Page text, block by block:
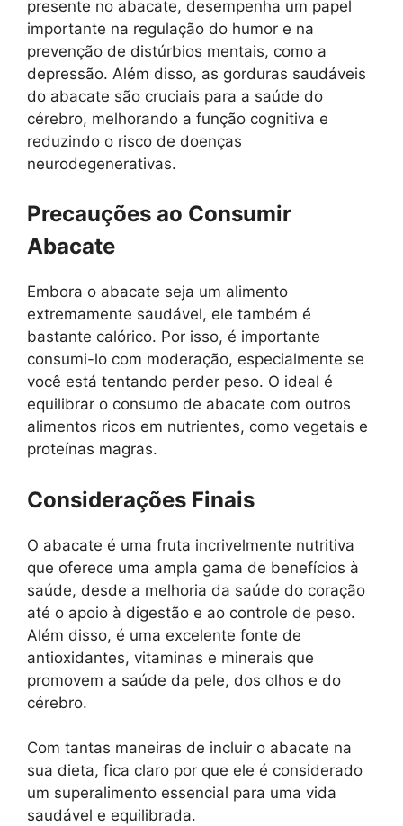
presente no abacate, desempenha um papel
importante na regulação do humor e na
prevenção de distúrbios mentais, como a
depressão. Além disso, as gorduras saudáveis
do abacate são cruciais para a saúde do
cérebro, melhorando a função cognitiva e
reduzindo o risco de doenças
neurodegenerativas.
Precauções ao Consumir
Abacate
Embora o abacate seja um alimento
extremamente saudável, ele também é
bastante calórico. Por isso, é importante
consumi-lo com moderação, especialmente se
você está tentando perder peso. O ideal é
equilibrar o consumo de abacate com outros
alimentos ricos em nutrientes, como vegetais e
proteínas magras.
Considerações Finais
O abacate é uma fruta incrivelmente nutritiva
que oferece uma ampla gama de benefícios à
saúde, desde a melhoria da saúde do coração
até o apoio à digestão e ao controle de peso.
Além disso, é uma excelente fonte de
antioxidantes, vitaminas e minerais que
promovem a saúde da pele, dos olhos e do
cérebro.
Com tantas maneiras de incluir o abacate na
sua dieta, fica claro por que ele é considerado
um superalimento essencial para uma vida
saudável e equilibrada.